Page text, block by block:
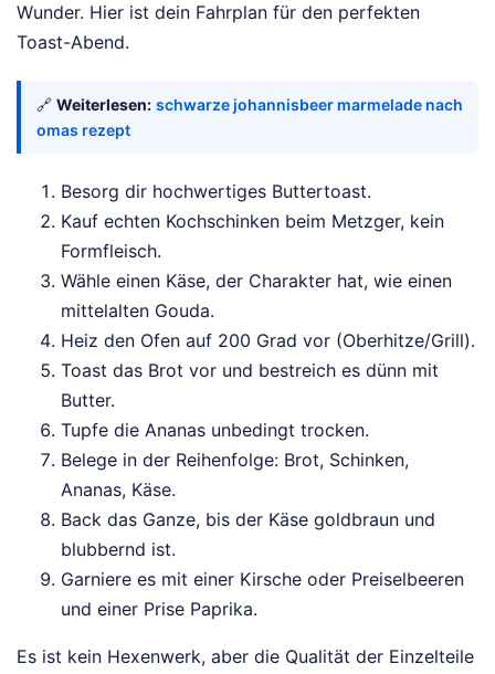
Wunder. Hier ist dein Fahrplan für den perfekten
Toast-Abend.
🔗 Weiterlesen: schwarze johannisbeer marmelade nach
omas rezept
Besorg dir hochwertiges Buttertoast.
Kauf echten Kochschinken beim Metzger, kein
Formfleisch.
Wähle einen Käse, der Charakter hat, wie einen
mittelalten Gouda.
Heiz den Ofen auf 200 Grad vor (Oberhitze/Grill).
Toast das Brot vor und bestreich es dünn mit
Butter.
Tupfe die Ananas unbedingt trocken.
Belege in der Reihenfolge: Brot, Schinken,
Ananas, Käse.
Back das Ganze, bis der Käse goldbraun und
blubbernd ist.
Garniere es mit einer Kirsche oder Preiselbeeren
und einer Prise Paprika.
Es ist kein Hexenwerk, aber die Qualität der Einzelteile